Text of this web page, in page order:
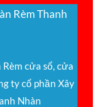
Rèm Thanh
cửa sổ, cửa
ty cổ phần Xây
Nhàn